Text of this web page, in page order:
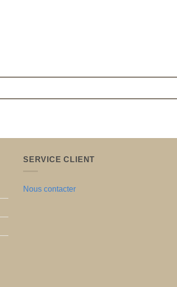
SERVICE CLIENT
Nous contacter